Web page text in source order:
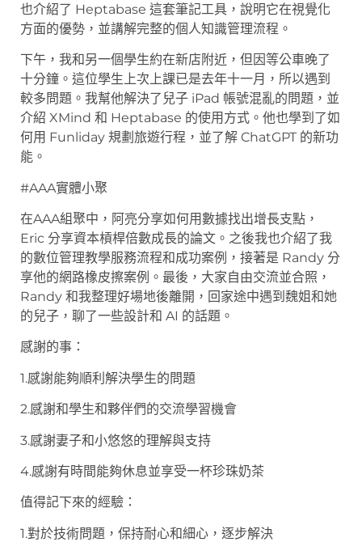
也介紹了 Heptabase 這套筆記工具，說明它在視覺化
方面的優勢，並講解完整的個人知識管理流程。
下午，我和另一個學生約在新店附近，但因等公車晚了
十分鐘。這位學生上次上課已是去年十一月，所以遇到
較多問題。我幫他解決了兒子 iPad 帳號混亂的問題，並
介紹 XMind 和 Heptabase 的使用方式。他也學到了如
何用 Funliday 規劃旅遊行程，並了解 ChatGPT 的新功
能。
#AAA實體小聚
在AAA組聚中，阿亮分享如何用數據找出增長支點，
Eric 分享資本槓桿倍數成長的論文。之後我也介紹了我
的數位管理教學服務流程和成功案例，接著是 Randy 分
享他的網路橡皮擦案例。最後，大家自由交流並合照，
Randy 和我整理好場地後離開，回家途中遇到魏姐和她
的兒子，聊了一些設計和 AI 的話題。
感謝的事：
1.感謝能夠順利解決學生的問題
2.感謝和學生和夥伴們的交流學習機會
3.感謝妻子和小悠悠的理解與支持
4.感謝有時間能夠休息並享受一杯珍珠奶茶
值得記下來的經驗：
1.對於技術問題，保持耐心和細心，逐步解決